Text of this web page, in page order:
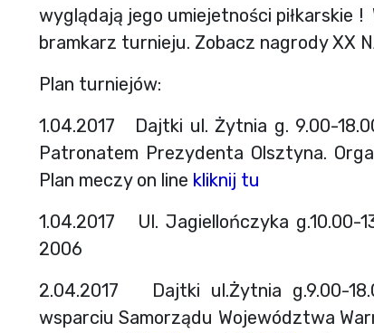
wyglądają jego umiejetności piłkarskie
bramkarz turnieju. Zobacz nagrody XX
Plan turniejów:
1.04.2017 Dajtki ul. Żytnia g. 9.00-
Patronatem Prezydenta Olsztyna.
Plan meczy on line kliknij tu
1.04.2017 Ul. Jagiellończyka g.10.00-
2006
2.04.2017 Dajtki ul.Żytnia g.9.00-
wsparciu Samorządu Województwa